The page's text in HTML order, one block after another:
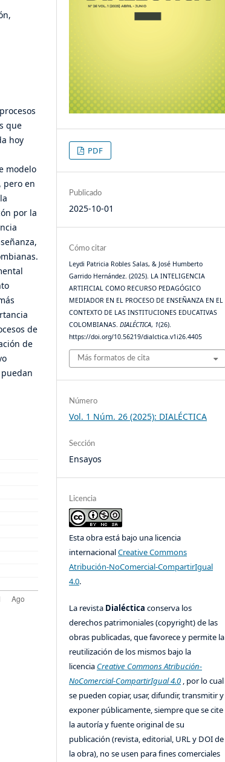
que
hoy
modelo
pero en
por la
de
de
PDF
Publicado
2025-10-01
Cómo citar
Leydi Patricia Robles Salas, & José Humberto
Garrido Hernández. (2025). LA INTELIGENCIA
ARTIFICIAL COMO RECURSO PEDAGÓGICO
MEDIADOR EN EL PROCESO DE ENSEÑANZA EN EL
CONTEXTO DE LAS INSTITUCIONES EDUCATIVAS
COLOMBIANAS.DIALÉCTICA, 1(26).
https://doi.org/10.56219/dialctica.v1i26.4405
Más formatos de cita
Número
Vol. 1 Núm. 26 (2025): DIALÉCTICA
Sección
Ensayos
Licencia
Esta obra está bajo una licencia
internacionalCreative Commons
Atribución-NoComercial-CompartirIgual
4.0.
La revista Dialécticaconserva los
derechos patrimoniales (copyright) de las
obras publicadas, que favorece y permite la
reutilización de los mismos bajo la
licencia Creative Commons Atribución-
NoComercial-CompartirIgual 4.0 , por lo cual
se pueden copiar, usar, difundir, transmitir y
exponer públicamente, siempre que se cite
la autoría y fuente original de su
publicación (revista, editorial, URL y DOI de
la obra), no se usen para fines comerciales